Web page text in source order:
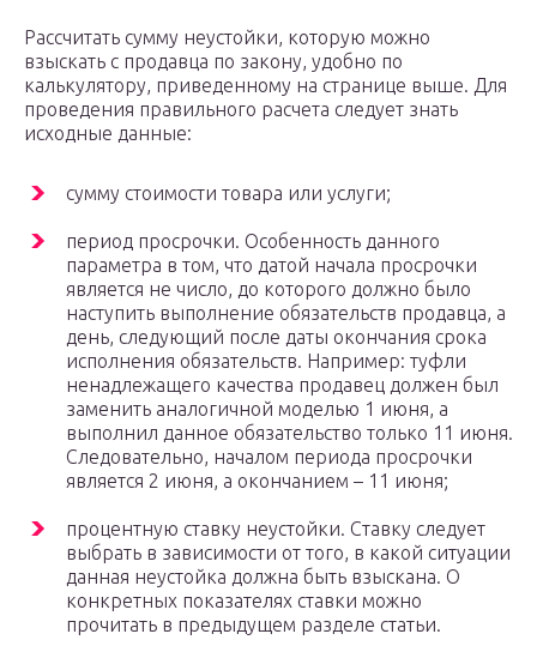
Рассчитать сумму неустойки, которую можно
взыскать с продавца по закону, удобно по
калькулятору, приведенному на странице выше. Для
проведения правильного расчета следует знать
исходные данные:
сумму стоимости товара или услуги;
период просрочки. Особенность данного
параметра в том, что датой начала просрочки
является не число, до которого должно было
наступить выполнение обязательств продавца, а
день, следующий после даты окончания срока
исполнения обязательств. Например: туфли
ненадлежащего качества продавец должен был
заменить аналогичной моделью 1 июня, а
выполнил данное обязательство только 11 июня.
Следовательно, началом периода просрочки
является 2 июня, а окончанием – 11 июня;
процентную ставку неустойки. Ставку следует
выбрать в зависимости от того, в какой ситуации
данная неустойка должна быть взыскана. О
конкретных показателях ставки можно
прочитать в предыдущем разделе статьи.